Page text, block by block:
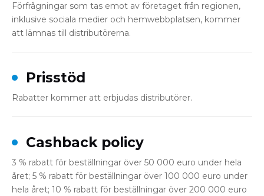
Förfrågningar som tas emot av företaget från regionen,
inklusive sociala medier och hemwebbplatsen, kommer
att lämnas till distributörerna.
Prisstöd
Rabatter kommer att erbjudas distributörer.
Cashback policy
3 % rabatt för beställningar över 50 000 euro under hela
året; 5 % rabatt för beställningar över 100 000 euro under
hela året; 10 % rabatt för beställningar över 200 000 euro